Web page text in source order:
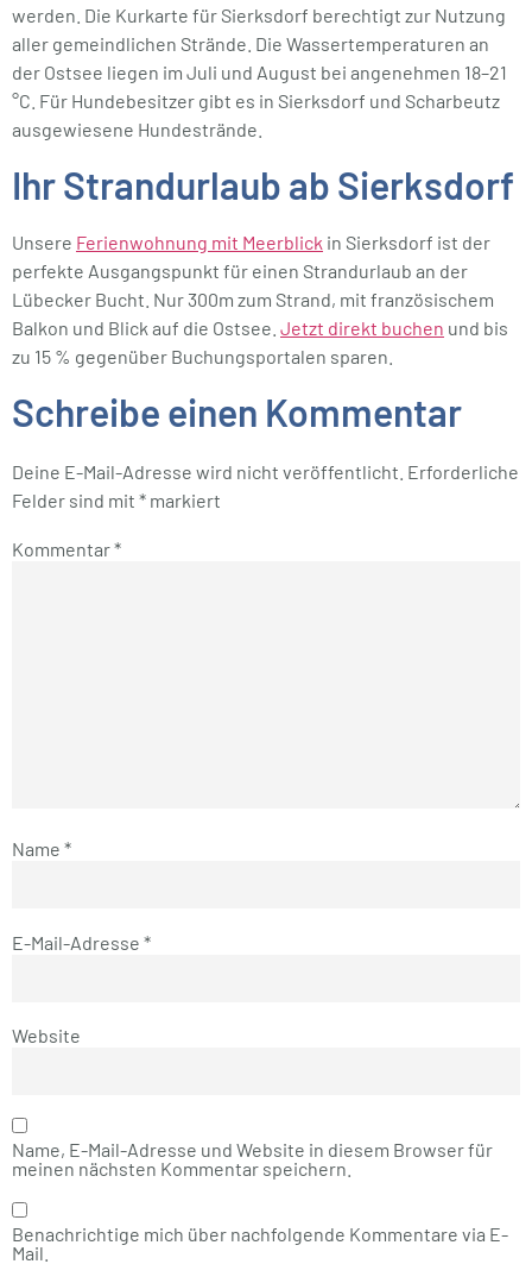
werden. Die Kurkarte für Sierksdorf berechtigt zur Nutzung
aller gemeindlichen Strände. Die Wassertemperaturen an
der Ostsee liegen im Juli und August bei angenehmen 18–21
°C. Für Hundebesitzer gibt es in Sierksdorf und Scharbeutz
ausgewiesene Hundestrände.
Ihr Strandurlaub ab Sierksdorf
Unsere Ferienwohnung mit Meerblick in Sierksdorf ist der
perfekte Ausgangspunkt für einen Strandurlaub an der
Lübecker Bucht. Nur 300m zum Strand, mit französischem
Balkon und Blick auf die Ostsee. Jetzt direkt buchen und bis
zu 15 % gegenüber Buchungsportalen sparen.
Schreibe einen Kommentar
Deine E-Mail-Adresse wird nicht veröffentlicht. Erforderliche
Felder sind mit * markiert
Kommentar*
Name *
E-Mail-Adresse *
Website
Name, E-Mail-Adresse und Website in diesem Browser für
meinen nächsten Kommentar speichern.
Benachrichtige mich über nachfolgende Kommentare via E-
Mail.